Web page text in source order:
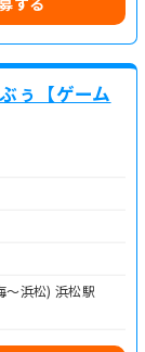
ぅ【ゲーム
～浜松) 浜松駅